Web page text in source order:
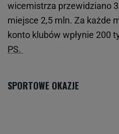
wicemistrza przewidziano
miejsce 2,5 mln. Za każde
konto klubów wpłynie 200
PS.